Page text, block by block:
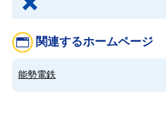
関連するホームページ
能勢電鉄